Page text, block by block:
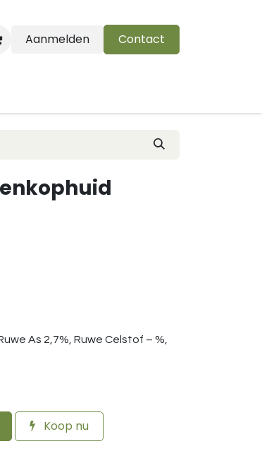
Aanmelden
Contact
As 2,7%, Ruwe Celstof – %,
Koop nu